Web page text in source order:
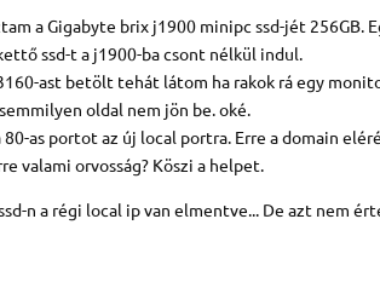
a Gigabyte brix j1900 minipc ssd-jét 256GB.
ssd-t a j1900-ba csont nélkül indul.
ast betölt tehát látom ha rakok rá egy
oldal nem jön be. oké.
80-as portot az új local portra. Erre a domain
valami orvosság? Köszi a helpet.
n a régi local ip van elmentve... De azt nem